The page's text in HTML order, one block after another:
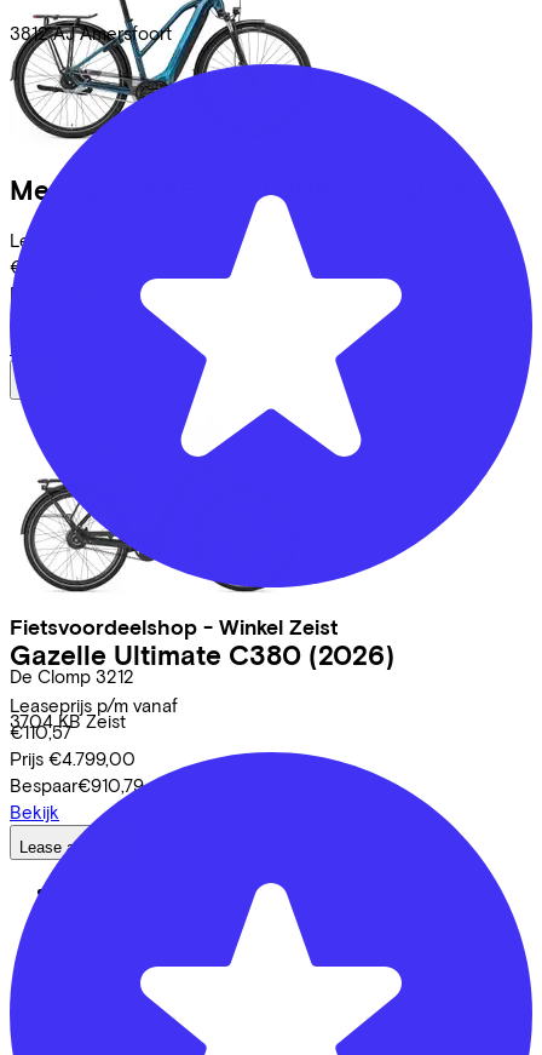
3812 AJ Amersfoort
Fietsvoordeelshop - Winkel Zeist
De Clomp 3212
3704 KB Zeist
Merida eSPRESSO TOUR 775
Leaseprijs p/m vanaf
€106,58
Prijs
Bespaar
Bekijk
Gazelle Ultimate C380 (2026)
Leaseprijs p/m vanaf
€110,57
Prijs €4.799,00
Bespaar€910,79
Bekijk
Lease a Bike